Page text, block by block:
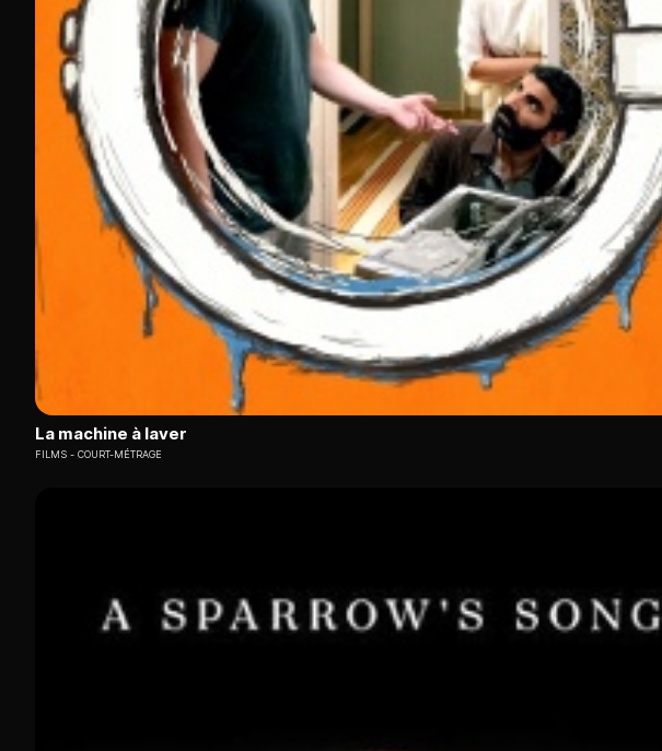
La machine à laver
FILMS COURT-MÉTRAGE